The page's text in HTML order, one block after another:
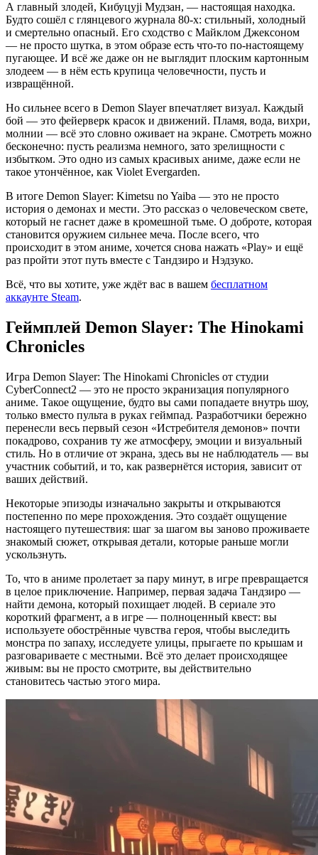
А главный злодей, Кибуцуji Мудзан, — настоящая находка.
Будто сошёл с глянцевого журнала 80‑х: стильный, холодный
и смертельно опасный. Его сходство с Майклом Джексоном
— не просто шутка, в этом образе есть что‑то по‑настоящему
пугающее. И всё же даже он не выглядит плоским картонным
злодеем — в нём есть крупица человечности, пусть и
извращённой.
Но сильнее всего в Demon Slayer впечатляет визуал. Каждый
бой — это фейерверк красок и движений. Пламя, вода, вихри,
молнии — всё это словно оживает на экране. Смотреть можно
бесконечно: пусть реализма немного, зато зрелищности с
избытком. Это одно из самых красивых аниме, даже если не
такое утончённое, как Violet Evergarden.
В итоге Demon Slayer: Kimetsu no Yaiba — это не просто
история о демонах и мести. Это рассказ о человеческом свете,
который не гаснет даже в кромешной тьме. О доброте, которая
становится оружием сильнее меча. После всего, что
происходит в этом аниме, хочется снова нажать «Play» и ещё
раз пройти этот путь вместе с Тандзиро и Нэдзуко.
Всё, что вы хотите, уже ждёт вас в вашем бесплатном
аккаунте Steam.
Геймплей Demon Slayer: The Hinokami
Chronicles
Игра Demon Slayer: The Hinokami Chronicles от студии
CyberConnect2 — это не просто экранизация популярного
аниме. Такое ощущение, будто вы сами попадаете внутрь шоу,
только вместо пульта в руках геймпад. Разработчики бережно
перенесли весь первый сезон «Истребителя демонов» почти
покадрово, сохранив ту же атмосферу, эмоции и визуальный
стиль. Но в отличие от экрана, здесь вы не наблюдатель — вы
участник событий, и то, как развернётся история, зависит от
ваших действий.
Некоторые эпизоды изначально закрыты и открываются
постепенно по мере прохождения. Это создаёт ощущение
настоящего путешествия: шаг за шагом вы заново проживаете
знакомый сюжет, открывая детали, которые раньше могли
ускользнуть.
То, что в аниме пролетает за пару минут, в игре превращается
в целое приключение. Например, первая задача Тандзиро —
найти демона, который похищает людей. В сериале это
короткий фрагмент, а в игре — полноценный квест: вы
используете обострённые чувства героя, чтобы выследить
монстра по запаху, исследуете улицы, прыгаете по крышам и
разговариваете с местными. Всё это делает происходящее
живым: вы не просто смотрите, вы действительно
становитесь частью этого мира.